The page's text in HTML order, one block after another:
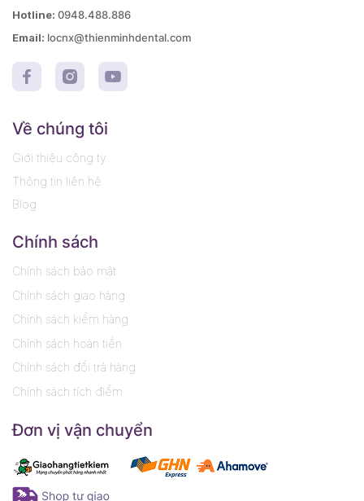
Hotline: 0948.488.886
Email: locnx@thienminhdental.com
Về chúng tôi
Giới thiệu công ty
Thông tin liên hệ
Blog
Chính sách
Chính sách bảo mật
Chính sách giao hàng
Chính sách kiểm hàng
Chính sách hoàn tiền
Chính sách đổi trả hàng
Chính sách tích điểm
Đơn vị vận chuyển